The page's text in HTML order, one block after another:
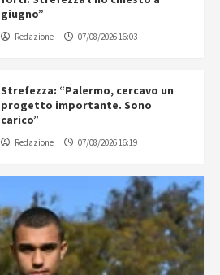
giugno”
Redazione 07/08/2026 16:03
Strefezza: “Palermo, cercavo un
progetto importante. Sono
carico”
Redazione 07/08/2026 16:19